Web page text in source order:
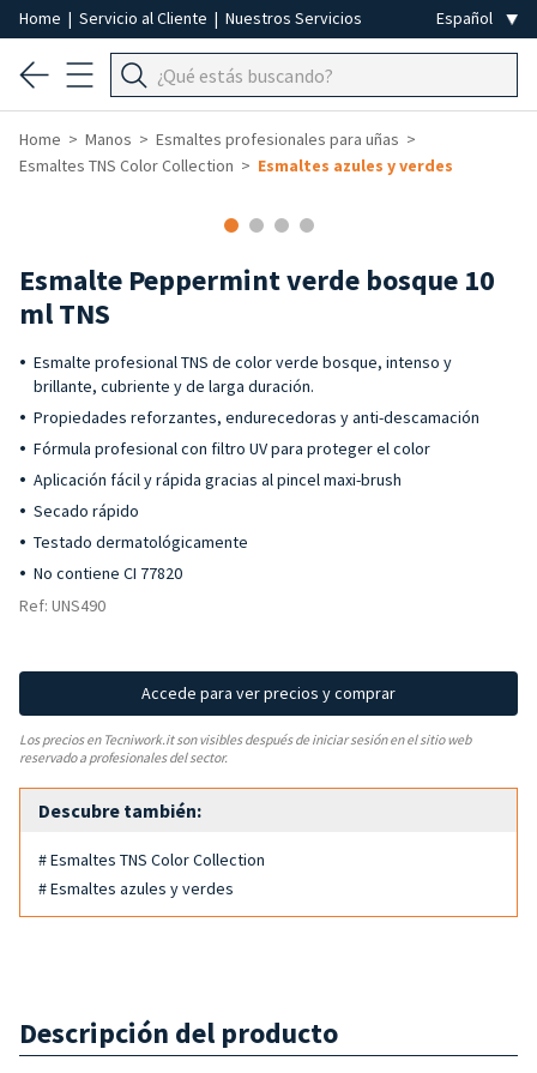
Home | Servicio al Cliente | Nuestros Servicios
Home Manos
Esmaltes profesionales para uñas
Esmaltes TNS Color Collection
Esmaltes azules y verdes
Esmalte Peppermint verde bosque 10
ml TNS
Esmalte profesional TNS de color verde bosque, intenso y
brillante, cubriente y de larga duración.
Propiedades reforzantes, endurecedoras y anti-descamación
Fórmula profesional con filtro UV para proteger el color
Aplicación fácil y rápida gracias al pincel maxi-brush
Secado rápido
Testado dermatológicamente
No contiene CI 77820
Ref: UNS490
Accede para ver precios y comprar
Los precios en Tecniwork.it son visibles después de iniciar sesión en el sitio web
reservado a profesionales del sector.
Descubre también:
# Esmaltes TNS Color Collection
# Esmaltes azules y verdes
Descripción del producto